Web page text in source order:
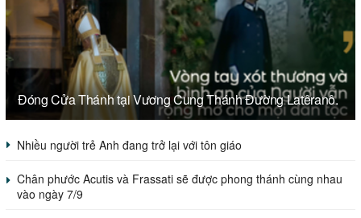
Đóng Cửa Thánh tại Vương Cung Thánh Đường Latêranô.
Nhiều người trẻ Anh đang trở lại với tôn giáo
Chân phước Acutis và Frassati sẽ được phong thánh cùng nhau
vào ngày 7/9